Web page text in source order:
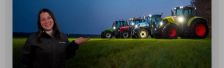
✔️ Ponad 2.600 różnych modeli
ciągników
✔️ Ponad 18 różnych marek